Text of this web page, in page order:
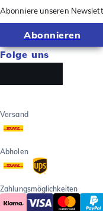
Abonniere unseren
Abonnieren
Folge uns
Versand
Abholen
Zahlungsmöglichkeiten